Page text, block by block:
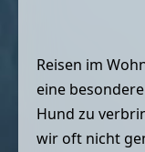
Reisen im
eine
Hund zu
wir oft nicht